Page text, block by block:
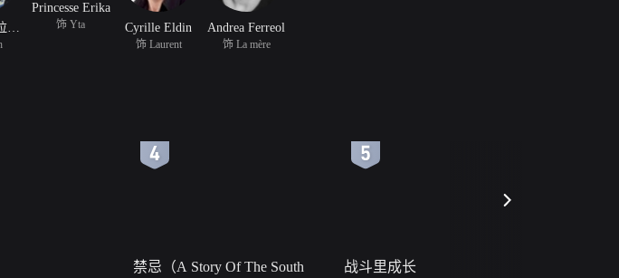
艾丽森·帕拉迪丝
Princesse Erika
饰 Yta Cyrille Eldin
饰 Laurent
Andrea Ferreol
饰 La mère
禁忌（A Story Of The South
战斗里成长